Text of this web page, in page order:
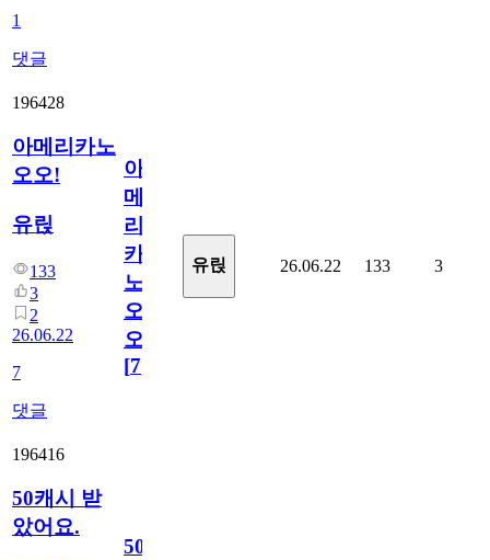
1
댓글
196428
아메리카노
오오!
유릱
133
3
2
26.06.22
7
댓글
아
메
리
카
노
오
오!
[7]
유릱 26.06.22 133 3
196416
50캐시 받
았어요.
50